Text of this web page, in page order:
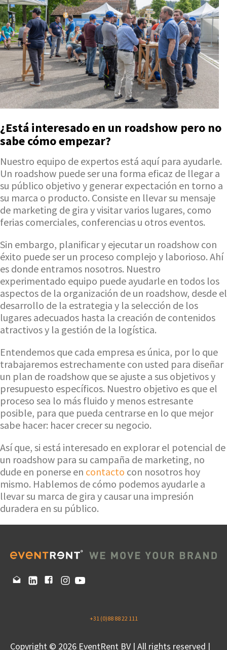
¿Está interesado en un roadshow pero no
sabe cómo empezar?
Nuestro equipo de expertos está aquí para ayudarle.
Un roadshow puede ser una forma eficaz de llegar a
su público objetivo y generar expectación en torno a
su marca o producto. Consiste en llevar su mensaje
de marketing de gira y visitar varios lugares, como
ferias comerciales, conferencias u otros eventos.
Sin embargo, planificar y ejecutar un roadshow con
éxito puede ser un proceso complejo y laborioso. Ahí
es donde entramos nosotros. Nuestro
experimentado equipo puede ayudarle en todos los
aspectos de la organización de un roadshow, desde el
desarrollo de la estrategia y la selección de los
lugares adecuados hasta la creación de contenidos
atractivos y la gestión de la logística.
Entendemos que cada empresa es única, por lo que
trabajaremos estrechamente con usted para diseñar
un plan de roadshow que se ajuste a sus objetivos y
presupuesto específicos. Nuestro objetivo es que el
proceso sea lo más fluido y menos estresante
posible, para que pueda centrarse en lo que mejor
sabe hacer: hacer crecer su negocio.
Así que, si está interesado en explorar el potencial de
un roadshow para su campaña de marketing, no
dude en ponerse en contacto con nosotros hoy
mismo. Hablemos de cómo podemos ayudarle a
llevar su marca de gira y causar una impresión
duradera en su público.
+31 (0)88 88 22 111
Copyright © 2026 EventRent BV | All rights reserved |